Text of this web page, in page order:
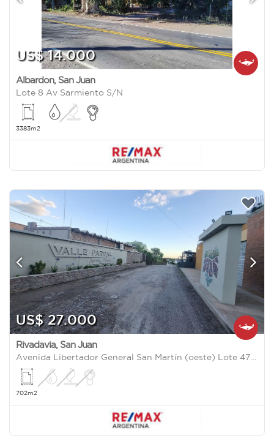
US$ 14.000
Albardon, San Juan
Lote 8 Av Sarmiento S/N
3383m2
US$ 27.000
Rivadavia, San Juan
Avenida Libertador General San Martín (oeste) Lote 47 7300
702m2